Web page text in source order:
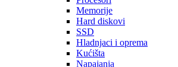
Memorije
Hard diskovi
SSD
Hladnjaci i oprema
Kućišta
Napajanja